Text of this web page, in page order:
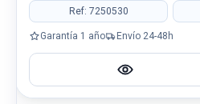
Ref: 7250530
Garantía 1 año Envío 24-48h